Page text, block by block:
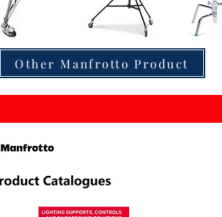
Other Manfrotto Product